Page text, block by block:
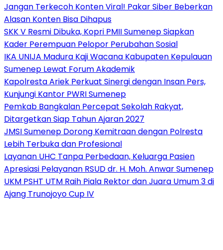
Jangan Terkecoh Konten Viral! Pakar Siber Beberkan
Alasan Konten Bisa Dihapus
SKK V Resmi Dibuka, Kopri PMII Sumenep Siapkan
Kader Perempuan Pelopor Perubahan Sosial
IKA UNIJA Madura Kaji Wacana Kabupaten Kepulauan
Sumenep Lewat Forum Akademik
Kapolresta Ariek Perkuat Sinergi dengan Insan Pers,
Kunjungi Kantor PWRI Sumenep
Pemkab Bangkalan Percepat Sekolah Rakyat,
Ditargetkan Siap Tahun Ajaran 2027
JMSI Sumenep Dorong Kemitraan dengan Polresta
Lebih Terbuka dan Profesional
Layanan UHC Tanpa Perbedaan, Keluarga Pasien
Apresiasi Pelayanan RSUD dr. H. Moh. Anwar Sumenep
UKM PSHT UTM Raih Piala Rektor dan Juara Umum 3 di
Ajang Trunojoyo Cup IV